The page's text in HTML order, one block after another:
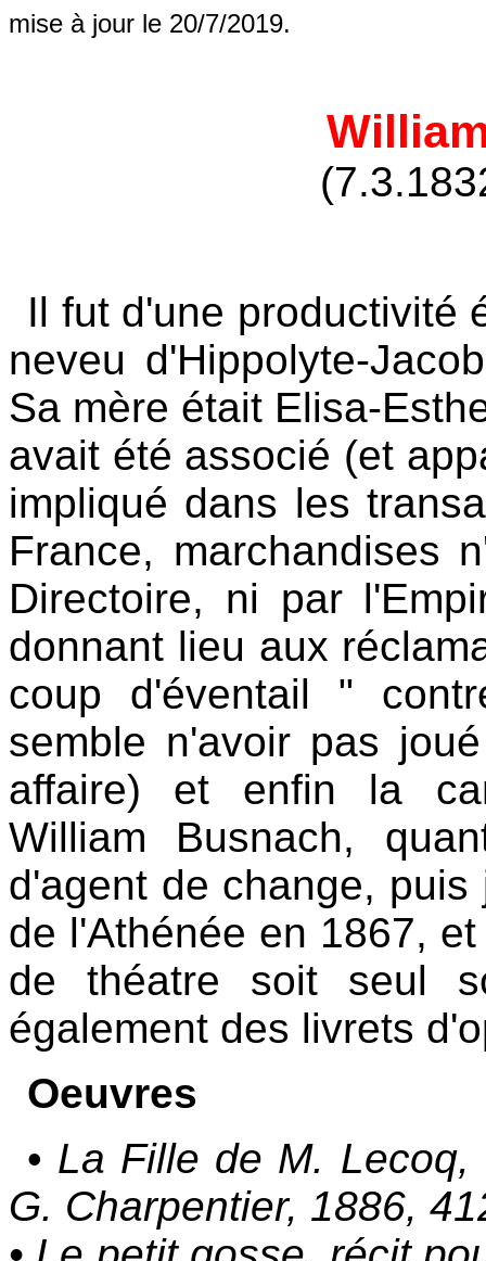
mise à jour le 20/7/2019.
Il fut d'une productivité
neveu d'Hippolyte-
Sa mère était Elisa-
avait été associé (et
impliqué dans les
France, marchandises
Directoire, ni par
donnant lieu aux
coup d'éventail "
semble n'avoir pas
affaire) et enfin la
William Busnach,
d'agent de change,
de l'Athénée en 1867,
de théatre soit seul
également des livrets
Oeuvres
• La Fille de M. Lecoq,
G. Charpentier, 1886,